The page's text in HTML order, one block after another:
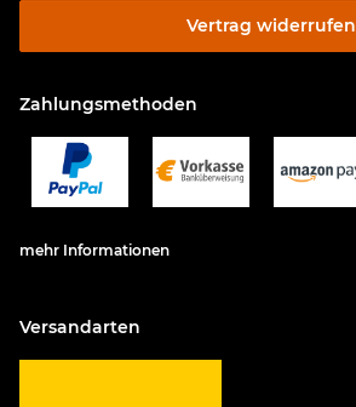
Vertrag widerrufen
Zahlungsmethoden
mehr Informationen
Versandarten